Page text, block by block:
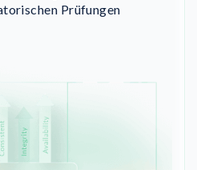
Prüfungen